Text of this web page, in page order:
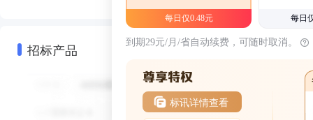
招标产品
每日仅0.48元 每日
到期29元/月/省自动续费，可随时取消。
标讯详情查看